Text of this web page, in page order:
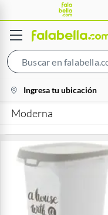
location-
icon
Ingresa tu ubicación
Moderna